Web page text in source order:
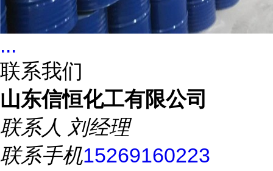
...
联系我们
山东信恒化工有限公司
联系人 刘经理
联系手机15269160223